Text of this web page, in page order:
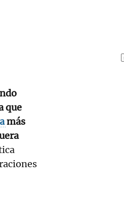
que
más